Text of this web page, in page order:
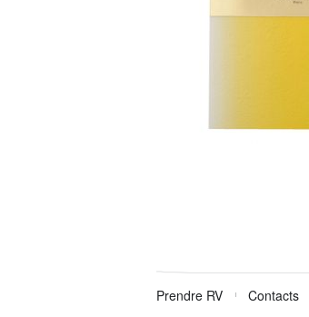
Prendre RV Contacts